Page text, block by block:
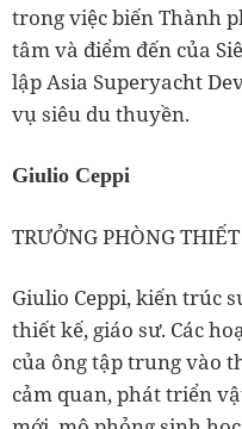
trong việc biến Thành
tâm và điểm đến của
lập Asia Superyacht
vụ siêu du thuyền.
Giulio Ceppi
TRƯỞNG PHÒNG
Giulio Ceppi, kiến ​​trúc
thiết kế, giáo sư. Các
của ông tập trung vào
cảm quan, phát triển